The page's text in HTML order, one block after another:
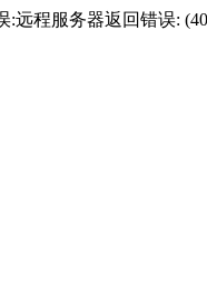
远程服务器返回错误: